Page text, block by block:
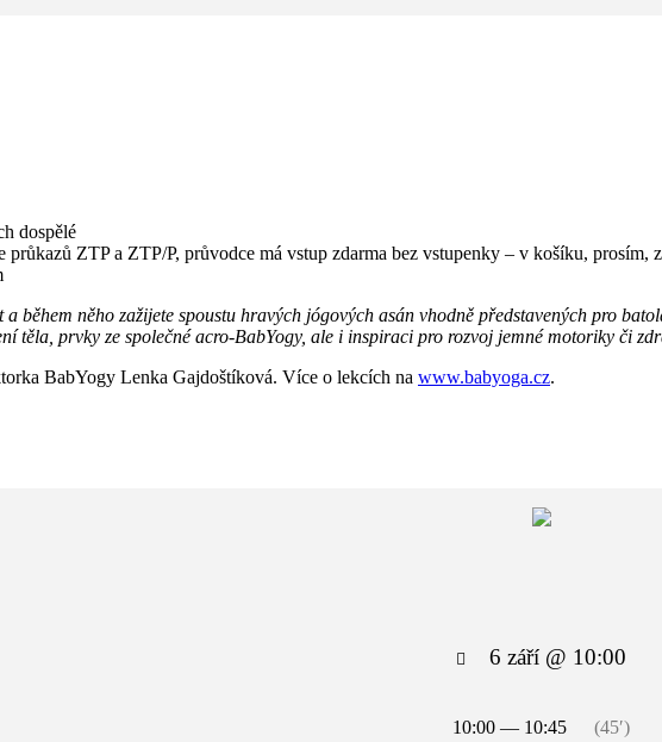
dospělé
průkazů ZTP a ZTP/P, průvodce má vstup zdarma bez vstupenky – v košíku, prosím,
během něho zažijete spoustu hravých jógových asán vhodně představených pro
těla, prvky ze společné acro-BabYogy, ale i inspiraci pro rozvoj jemné motoriky či
BabYogy Lenka Gajdoštíková. Více o lekcích na www.babyoga.cz.
6 září @ 10:00
10:00 — 10:45 (45′)